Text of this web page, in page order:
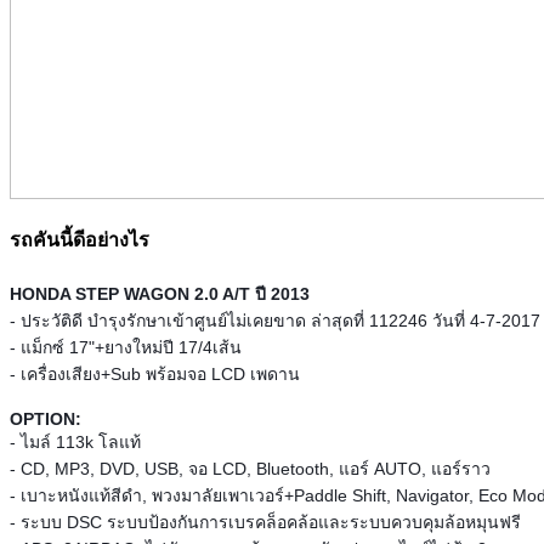
รถคันนี้ดีอย่างไร
HONDA STEP WAGON 2.0 A/T ปี 2013
- ประวัติดี บำรุงรักษาเข้าศูนย์ไม่เคยขาด ล่าสุดที่ 112246 วันที่ 4-7-2017
- แม็กซ์ 17"+ยางใหม่ปี 17/4เส้น
- เครื่องเสียง+Sub พร้อมจอ LCD เพดาน
OPTION:
- ไมล์ 113k โลแท้
- CD, MP3, DVD, USB, จอ LCD, Bluetooth, แอร์ AUTO, แอร์ราว
- เบาะหนังแท้สีดำ, พวงมาลัยเพาเวอร์+Paddle Shift, Navigator, Eco
- ระบบ DSC ระบบป้องกันการเบรคล็อคล้อและระบบควบคุมล้อหมุนฟรี